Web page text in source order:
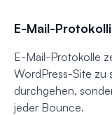
E-Mail-
E-Mail-Protokolle
WordPress-Site zu
durchgehen,
jeder Bounce.